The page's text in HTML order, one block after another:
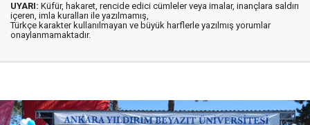
UYARI: Küfür, hakaret, rencide edici cümleler veya imalar, inançlara saldırı
içeren, imla kuralları ile yazılmamış,
Türkçe karakter kullanılmayan ve büyük harflerle yazılmış yorumlar
onaylanmamaktadır.